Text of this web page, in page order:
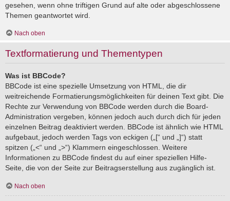
gesehen, wenn ohne triftigen Grund auf alte oder abgeschlossene
Themen geantwortet wird.
Nach oben
Textformatierung und Thementypen
Was ist BBCode?
BBCode ist eine spezielle Umsetzung von HTML, die dir
weitreichende Formatierungsmöglichkeiten für deinen Text gibt. Die
Rechte zur Verwendung von BBCode werden durch die Board-
Administration vergeben, können jedoch auch durch dich für jeden
einzelnen Beitrag deaktiviert werden. BBCode ist ähnlich wie HTML
aufgebaut, jedoch werden Tags von eckigen („[“ und „]“) statt
spitzen („<“ und „>“) Klammern eingeschlossen. Weitere
Informationen zu BBCode findest du auf einer speziellen Hilfe-
Seite, die von der Seite zur Beitragserstellung aus zugänglich ist.
Nach oben